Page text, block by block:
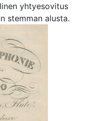
yhtyesovitus
stemman alusta.